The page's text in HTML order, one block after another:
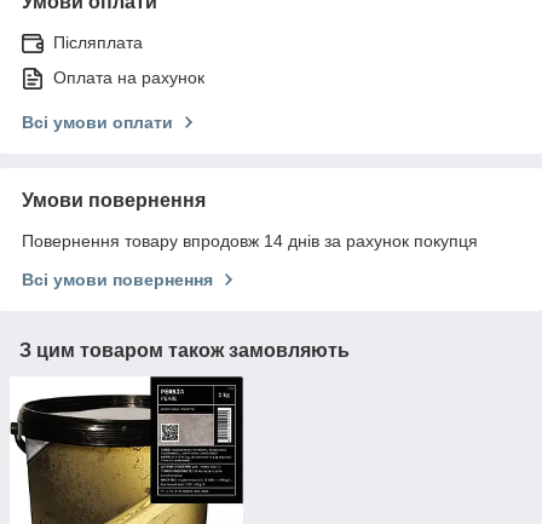
Післяплата
Оплата на рахунок
Всі умови оплати
Умови повернення
Повернення товару впродовж 14 днів за рахунок покупця
Всі умови повернення
З цим товаром також замовляють